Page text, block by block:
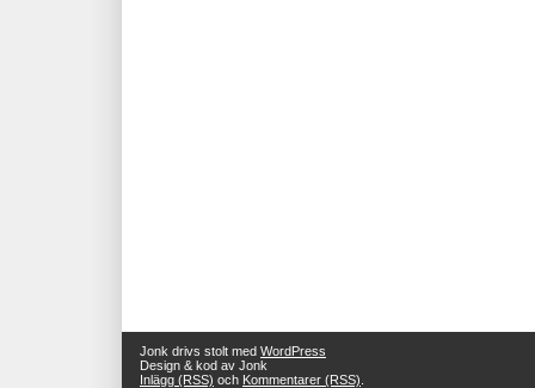
Jonk drivs stolt med WordPress
Design & kod av Jonk
Inlägg (RSS) och Kommentarer (RSS)